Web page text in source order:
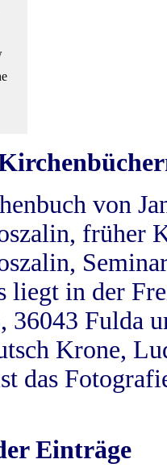
von
früher
liegt in der
36043 Fulda
Krone,
das
Einträge